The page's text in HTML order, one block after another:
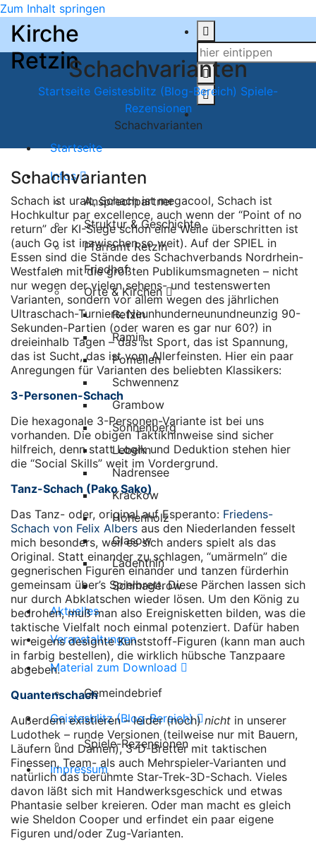
Zum Inhalt springen
Kirche
Retzin
Startseite
Infos
Ansprechpartner
Struktur & Geschichte
Pfarramt Retzin
Friedhof
Orte & Kirchen
Retzin
Ramin
Pomellen
Schwennenz
Grambow
Sonnenberg
Lebehn
Nadrensee
Krackow
Hohenholz
Glasow
Ladenthin
Schmagerow
Aktuelles
Veranstaltungen
Material zum Download
Gemeindebrief
Geistesblitz (Blog-Bereich)
Spiele-Rezensionen
Impressum
Schachvarianten
Startseite Geistesblitz (Blog-Bereich) Spiele-
Rezensionen
Schachvarianten
Schachvarianten
Schach ist uralt, Schach ist megacool, Schach ist
Hochkultur par excellence, auch wenn der “Point of no
return” der KI-Siege schon eine Weile überschritten ist
(auch Go ist inzwischen so weit). Auf der SPIEL in
Essen sind die Stände des Schachverbands Nordrhein-
Westfalen mit die größten Publikumsmagneten – nicht
nur wegen der vielen sehens- und testenswerten
Varianten, sondern vor allem wegen des jährlichen
Ultraschach-Turniers: Neunhunderneunundneunzig 90-
Sekunden-Partien (oder waren es gar nur 60?) in
dreieinhalb Tagen – das ist Sport, das ist Spannung,
das ist Sucht, das ist vom Allerfeinsten. Hier ein paar
Anregungen für Varianten des beliebten Klassikers:
3-Personen-Schach
Die hexagonale 3-Personen-Variante ist bei uns
vorhanden. Die obigen Taktikhinweise sind sicher
hilfreich, denn statt Logik und Deduktion stehen hier
die “Social Skills” weit im Vordergrund.
Tanz-Schach (Pako Sako)
Das Tanz- oder, original auf Esperanto: Friedens-
Schach von Felix Albers aus den Niederlanden fesselt
mich besonders, weil es sich anders spielt als das
Original. Statt einander zu schlagen, “umärmeln” die
gegnerischen Figuren einander und tanzen fürderhin
gemeinsam über’s Spielbrett. Diese Pärchen lassen sich
nur durch Abklatschen wieder lösen. Um den König zu
bedrohen, muß man also Ereignisketten bilden, was die
taktische Vielfalt noch einmal potenziert. Dafür haben
wir eigens designte Kunststoff-Figuren (kann man auch
in farbig bestellen), die wirklich hübsche Tanzpaare
abgeben.
Quantenschach
Außerdem existieren – leider (noch)nicht in unserer
Ludothek – runde Versionen (teilweise nur mit Bauern,
Läufern und Damen), 3-D-Bretter mit taktischen
Finessen, Team- als auch Mehrspieler-Varianten und
natürlich das berühmte Star-Trek-3D-Schach. Vieles
davon läßt sich mit Handwerksgeschick und etwas
Phantasie selber kreieren. Oder man macht es gleich
wie Sheldon Cooper und erfindet ein paar eigene
Figuren und/oder Zug-Varianten.